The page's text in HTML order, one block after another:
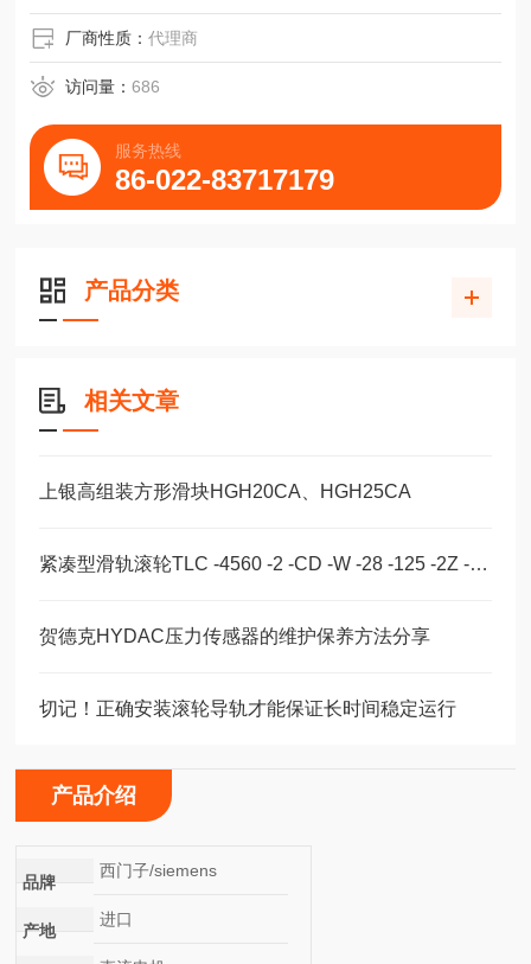
厂商性质：代理商
访问量：686
服务热线
86-022-83717179
产品分类
相关文章
上银高组装方形滑块HGH20CA、HGH25CA
紧凑型滑轨滚轮TLC -4560 -2 -CD -W -28 -125 -2Z -B -NIC
贺德克HYDAC压力传感器的维护保养方法分享
切记！正确安装滚轮导轨才能保证长时间稳定运行
产品介绍
品牌
西门子/siemens
产地
进口